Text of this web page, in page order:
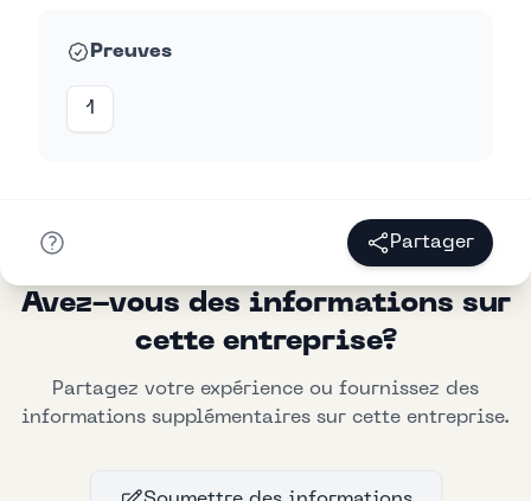
Preuves
1
Partager
Avez-vous des informations sur
cette entreprise?
Partagez votre expérience ou fournissez des
informations supplémentaires sur cette entreprise.